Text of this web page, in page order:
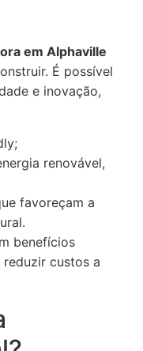
em Alphaville
É possível
e inovação,
renovável,
favoreçam a
benefícios
custos a